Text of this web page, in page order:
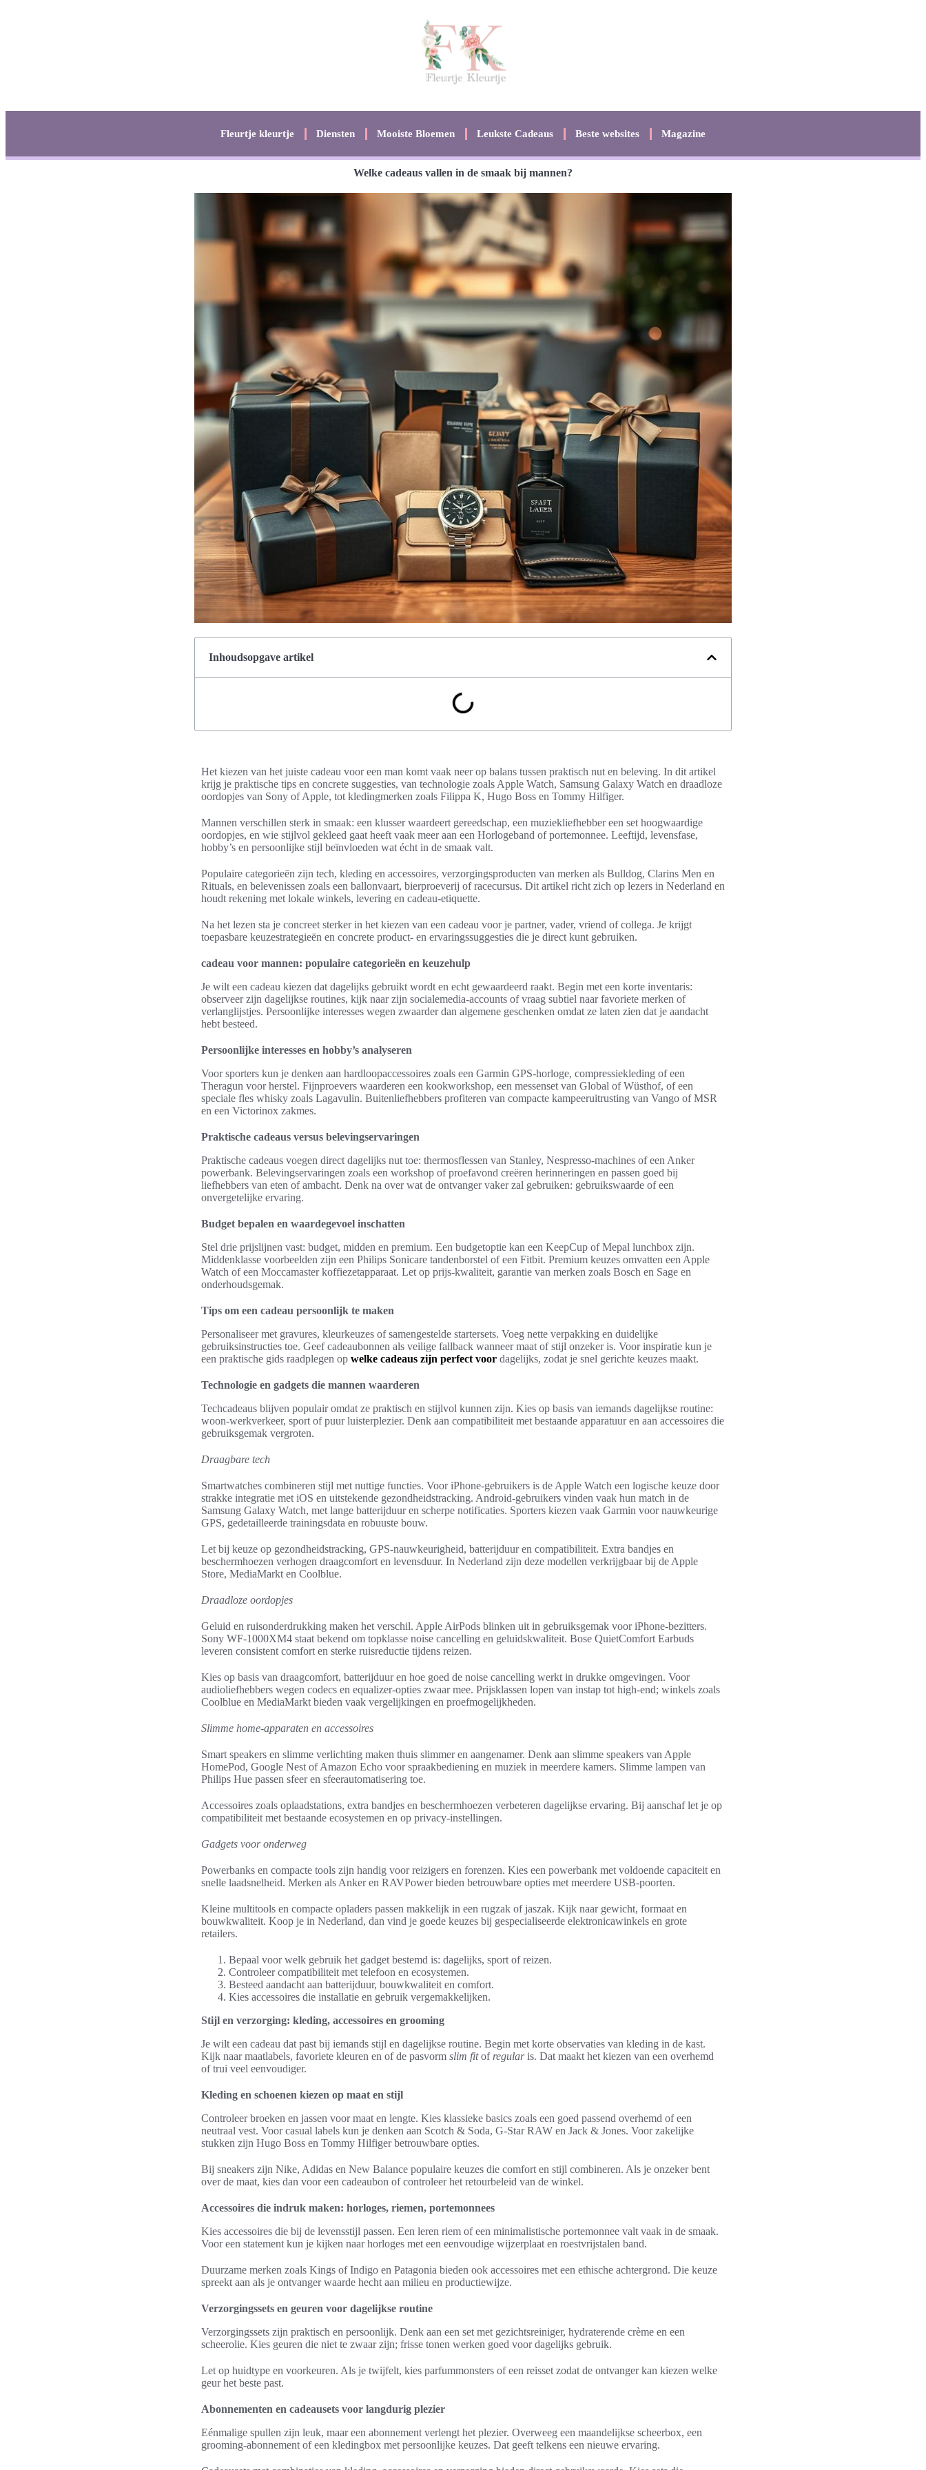
Fleurtje kleurtje Diensten Mooiste Bloemen Leukste Cadeaus Beste websites Magazine
Welke cadeaus vallen in de smaak bij mannen?
Inhoudsopgave artikel
Het kiezen van het juiste cadeau voor een man komt vaak neer op balans tussen praktisch nut en beleving. In dit artikel
krijg je praktische tips en concrete suggesties, van technologie zoals Apple Watch, Samsung Galaxy Watch en draadloze
oordopjes van Sony of Apple, tot kledingmerken zoals Filippa K, Hugo Boss en Tommy Hilfiger.
Mannen verschillen sterk in smaak: een klusser waardeert gereedschap, een muziekliefhebber een set hoogwaardige
oordopjes, en wie stijlvol gekleed gaat heeft vaak meer aan een Horlogeband of portemonnee. Leeftijd, levensfase,
hobby’s en persoonlijke stijl beïnvloeden wat écht in de smaak valt.
Populaire categorieën zijn tech, kleding en accessoires, verzorgingsproducten van merken als Bulldog, Clarins Men en
Rituals, en belevenissen zoals een ballonvaart, bierproeverij of racecursus. Dit artikel richt zich op lezers in Nederland en
houdt rekening met lokale winkels, levering en cadeau-etiquette.
Na het lezen sta je concreet sterker in het kiezen van een cadeau voor je partner, vader, vriend of collega. Je krijgt
toepasbare keuzestrategieën en concrete product- en ervaringssuggesties die je direct kunt gebruiken.
cadeau voor mannen: populaire categorieën en keuzehulp
Je wilt een cadeau kiezen dat dagelijks gebruikt wordt en echt gewaardeerd raakt. Begin met een korte inventaris:
observeer zijn dagelijkse routines, kijk naar zijn socialemedia-accounts of vraag subtiel naar favoriete merken of
verlanglijstjes. Persoonlijke interesses wegen zwaarder dan algemene geschenken omdat ze laten zien dat je aandacht
hebt besteed.
Persoonlijke interesses en hobby’s analyseren
Voor sporters kun je denken aan hardloopaccessoires zoals een Garmin GPS-horloge, compressiekleding of een
Theragun voor herstel. Fijnproevers waarderen een kookworkshop, een messenset van Global of Wüsthof, of een
speciale fles whisky zoals Lagavulin. Buitenliefhebbers profiteren van compacte kampeeruitrusting van Vango of MSR
en een Victorinox zakmes.
Praktische cadeaus versus belevingservaringen
Praktische cadeaus voegen direct dagelijks nut toe: thermosflessen van Stanley, Nespresso-machines of een Anker
powerbank. Belevingservaringen zoals een workshop of proefavond creëren herinneringen en passen goed bij
liefhebbers van eten of ambacht. Denk na over wat de ontvanger vaker zal gebruiken: gebruikswaarde of een
onvergetelijke ervaring.
Budget bepalen en waardegevoel inschatten
Stel drie prijslijnen vast: budget, midden en premium. Een budgetoptie kan een KeepCup of Mepal lunchbox zijn.
Middenklasse voorbeelden zijn een Philips Sonicare tandenborstel of een Fitbit. Premium keuzes omvatten een Apple
Watch of een Moccamaster koffiezetapparaat. Let op prijs-kwaliteit, garantie van merken zoals Bosch en Sage en
onderhoudsgemak.
Tips om een cadeau persoonlijk te maken
Personaliseer met gravures, kleurkeuzes of samengestelde startersets. Voeg nette verpakking en duidelijke
gebruiksinstructies toe. Geef cadeaubonnen als veilige fallback wanneer maat of stijl onzeker is. Voor inspiratie kun je
een praktische gids raadplegen op welke cadeaus zijn perfect voor dagelijks, zodat je snel gerichte keuzes maakt.
Technologie en gadgets die mannen waarderen
Techcadeaus blijven populair omdat ze praktisch en stijlvol kunnen zijn. Kies op basis van iemands dagelijkse routine:
woon-werkverkeer, sport of puur luisterplezier. Denk aan compatibiliteit met bestaande apparatuur en aan accessoires die
gebruiksgemak vergroten.
Draagbare tech
Smartwatches combineren stijl met nuttige functies. Voor iPhone-gebruikers is de Apple Watch een logische keuze door
strakke integratie met iOS en uitstekende gezondheidstracking. Android-gebruikers vinden vaak hun match in de
Samsung Galaxy Watch, met lange batterijduur en scherpe notificaties. Sporters kiezen vaak Garmin voor nauwkeurige
GPS, gedetailleerde trainingsdata en robuuste bouw.
Let bij keuze op gezondheidstracking, GPS-nauwkeurigheid, batterijduur en compatibiliteit. Extra bandjes en
beschermhoezen verhogen draagcomfort en levensduur. In Nederland zijn deze modellen verkrijgbaar bij de Apple
Store, MediaMarkt en Coolblue.
Draadloze oordopjes
Geluid en ruisonderdrukking maken het verschil. Apple AirPods blinken uit in gebruiksgemak voor iPhone-bezitters.
Sony WF-1000XM4 staat bekend om topklasse noise cancelling en geluidskwaliteit. Bose QuietComfort Earbuds
leveren consistent comfort en sterke ruisreductie tijdens reizen.
Kies op basis van draagcomfort, batterijduur en hoe goed de noise cancelling werkt in drukke omgevingen. Voor
audioliefhebbers wegen codecs en equalizer-opties zwaar mee. Prijsklassen lopen van instap tot high-end; winkels zoals
Coolblue en MediaMarkt bieden vaak vergelijkingen en proefmogelijkheden.
Slimme home-apparaten en accessoires
Smart speakers en slimme verlichting maken thuis slimmer en aangenamer. Denk aan slimme speakers van Apple
HomePod, Google Nest of Amazon Echo voor spraakbediening en muziek in meerdere kamers. Slimme lampen van
Philips Hue passen sfeer en sfeerautomatisering toe.
Accessoires zoals oplaadstations, extra bandjes en beschermhoezen verbeteren dagelijkse ervaring. Bij aanschaf let je op
compatibiliteit met bestaande ecosystemen en op privacy-instellingen.
Gadgets voor onderweg
Powerbanks en compacte tools zijn handig voor reizigers en forenzen. Kies een powerbank met voldoende capaciteit en
snelle laadsnelheid. Merken als Anker en RAVPower bieden betrouwbare opties met meerdere USB-poorten.
Kleine multitools en compacte opladers passen makkelijk in een rugzak of jaszak. Kijk naar gewicht, formaat en
bouwkwaliteit. Koop je in Nederland, dan vind je goede keuzes bij gespecialiseerde elektronicawinkels en grote
retailers.
Bepaal voor welk gebruik het gadget bestemd is: dagelijks, sport of reizen.
Controleer compatibiliteit met telefoon en ecosystemen.
Besteed aandacht aan batterijduur, bouwkwaliteit en comfort.
Kies accessoires die installatie en gebruik vergemakkelijken.
Stijl en verzorging: kleding, accessoires en grooming
Je wilt een cadeau dat past bij iemands stijl en dagelijkse routine. Begin met korte observaties van kleding in de kast.
Kijk naar maatlabels, favoriete kleuren en of de pasvorm slim fitof regularis. Dat maakt het kiezen van een overhemd
of trui veel eenvoudiger.
Kleding en schoenen kiezen op maat en stijl
Controleer broeken en jassen voor maat en lengte. Kies klassieke basics zoals een goed passend overhemd of een
neutraal vest. Voor casual labels kun je denken aan Scotch & Soda, G-Star RAW en Jack & Jones. Voor zakelijke
stukken zijn Hugo Boss en Tommy Hilfiger betrouwbare opties.
Bij sneakers zijn Nike, Adidas en New Balance populaire keuzes die comfort en stijl combineren. Als je onzeker bent
over de maat, kies dan voor een cadeaubon of controleer het retourbeleid van de winkel.
Accessoires die indruk maken: horloges, riemen, portemonnees
Kies accessoires die bij de levensstijl passen. Een leren riem of een minimalistische portemonnee valt vaak in de smaak.
Voor een statement kun je kijken naar horloges met een eenvoudige wijzerplaat en roestvrijstalen band.
Duurzame merken zoals Kings of Indigo en Patagonia bieden ook accessoires met een ethische achtergrond. Die keuze
spreekt aan als je ontvanger waarde hecht aan milieu en productiewijze.
Verzorgingssets en geuren voor dagelijkse routine
Verzorgingssets zijn praktisch en persoonlijk. Denk aan een set met gezichtsreiniger, hydraterende crème en een
scheerolie. Kies geuren die niet te zwaar zijn; frisse tonen werken goed voor dagelijks gebruik.
Let op huidtype en voorkeuren. Als je twijfelt, kies parfummonsters of een reisset zodat de ontvanger kan kiezen welke
geur het beste past.
Abonnementen en cadeausets voor langdurig plezier
Eénmalige spullen zijn leuk, maar een abonnement verlengt het plezier. Overweeg een maandelijkse scheerbox, een
grooming-abonnement of een kledingbox met persoonlijke keuzes. Dat geeft telkens een nieuwe ervaring.